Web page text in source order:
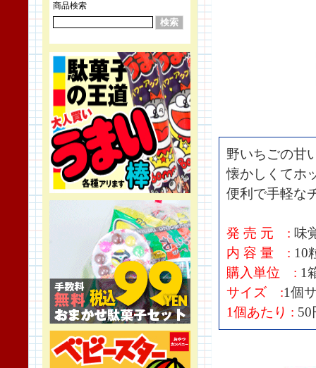
商品検索
野いちごの甘
懐かしくてホ
便利で手軽な
発 売 元 : 味
内 容 量 : 10
購入単位 : 1
サイズ :1個
1個あたり : 50